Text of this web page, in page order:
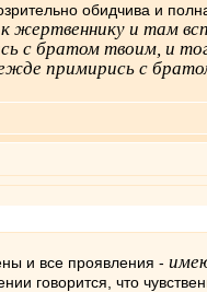
обидчива и
жертвеннику и там
с братом твоим, и
примирись с
и все проявления -
говорится, что